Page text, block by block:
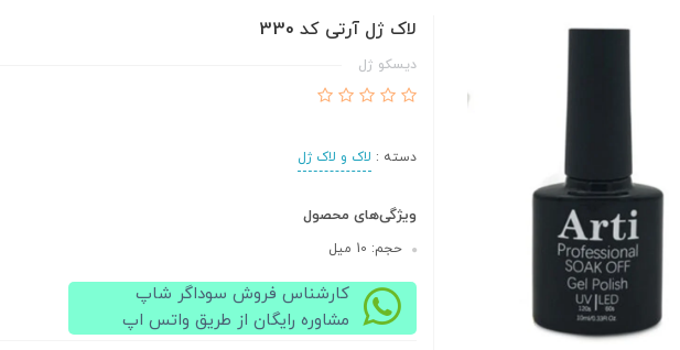
لاک ژل آرتی کد 330
دیسکو ژل
دسته : لاک و لاک ژل
ویژگی‌های محصول
حجم: 10 میل
کارشناس فروش سوداگر شاپ
مشاوره رایگان از طریق واتس اپ